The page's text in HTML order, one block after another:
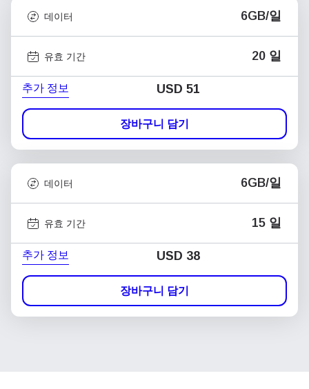
데이터 6GB/일
유효 기간 20 일
추가 정보 USD 51
장바구니 담기
데이터 6GB/일
유효 기간 15 일
추가 정보 USD 38
장바구니 담기